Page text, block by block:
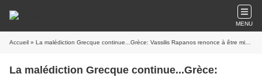
MENU
Accueil » La malédiction Grecque continue...Grèce: Vassilis Rapanos renonce à être ministre des Finances, Yannis Stournaras le remplace
La malédiction Grecque continue...Grèce: